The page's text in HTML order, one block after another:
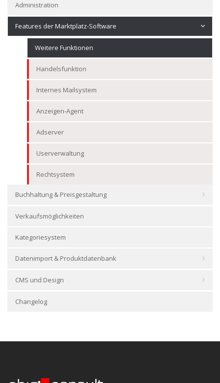
Administration
Features der Marktplatz-Software
Weitere Funktionen
Handelsfunktion
Internes Mailsystem
Anzeigen-Agent
Adserver
Userverwaltung
Rechtsystem
Buchhaltung & Preisgestaltung
Verkaufsmöglichkeiten
Kategoriesystem
Datenimport & Produktdatenbank
CMS und Design
Changelog